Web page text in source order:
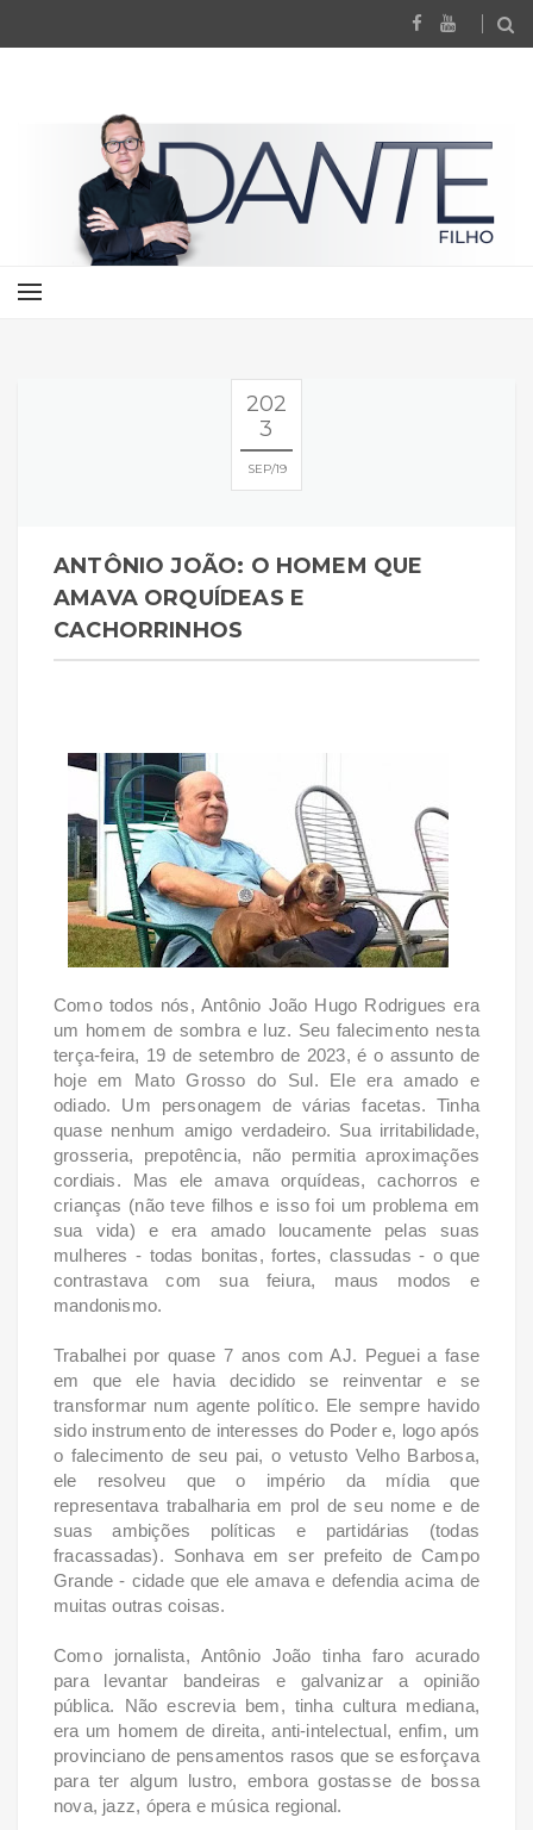
202
3
SEP 19
ANTÔNIO JOÃO: O HOMEM QUE
AMAVA ORQUÍDEAS E
CACHORRINHOS
Como todos nós, Antônio João Hugo Rodrigues era
um homem de sombra e luz. Seu falecimento nesta
terça-feira, 19 de setembro de 2023, é o assunto de
hoje em Mato Grosso do Sul. Ele era amado e
odiado. Um personagem de várias facetas. Tinha
quase nenhum amigo verdadeiro. Sua irritabilidade,
grosseria, prepotência, não permitia aproximações
cordiais. Mas ele amava orquídeas, cachorros e
crianças (não teve filhos e isso foi um problema em
sua vida) e era amado loucamente pelas suas
mulheres - todas bonitas, fortes, classudas - o que
contrastava com sua feiura, maus modos e
mandonismo.
Trabalhei por quase 7 anos com AJ. Peguei a fase
em que ele havia decidido se reinventar e se
transformar num agente político. Ele sempre havido
sido instrumento de interesses do Poder e, logo após
o falecimento de seu pai, o vetusto Velho Barbosa,
ele resolveu que o império da mídia que
representava trabalharia em prol de seu nome e de
suas ambições políticas e partidárias (todas
fracassadas). Sonhava em ser prefeito de Campo
Grande - cidade que ele amava e defendia acima de
muitas outras coisas.
Como jornalista, Antônio João tinha faro acurado
para levantar bandeiras e galvanizar a opinião
pública. Não escrevia bem, tinha cultura mediana,
era um homem de direita, anti-intelectual, enfim, um
provinciano de pensamentos rasos que se esforçava
para ter algum lustro, embora gostasse de bossa
nova, jazz, ópera e música regional.